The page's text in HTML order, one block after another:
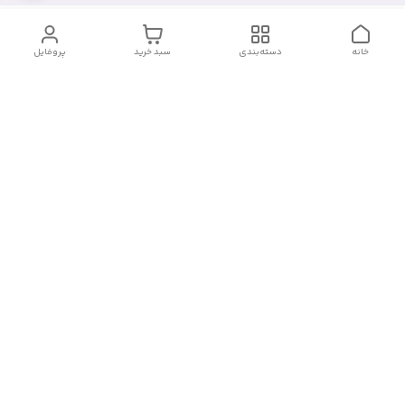
پروفایل سبد خرید دسته‌بندی خانه